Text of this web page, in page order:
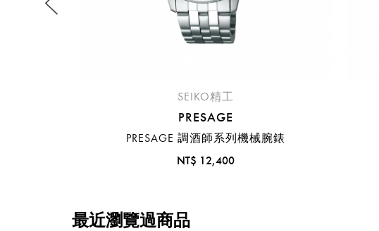
不同機場的下單
SEIKO精工
PRESAGE
PRESAGE 調酒師系列機械腕錶
NT$ 12,400
最近瀏覽過商品